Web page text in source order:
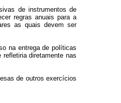
de instrumentos de
regras anuais para a
as quais devem ser
na entrega de políticas
diretamente nas
de outros exercícios